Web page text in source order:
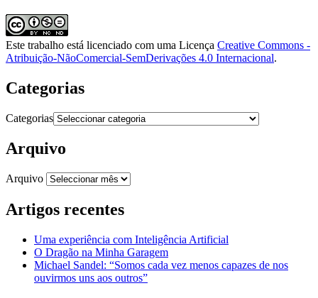
Este trabalho está licenciado com uma Licença Creative Commons -
Atribuição-NãoComercial-SemDerivações 4.0 Internacional.
Categorias
Categorias
Arquivo
Arquivo
Artigos recentes
Uma experiência com Inteligência Artificial
O Dragão na Minha Garagem
Michael Sandel: “Somos cada vez menos capazes de nos
ouvirmos uns aos outros”